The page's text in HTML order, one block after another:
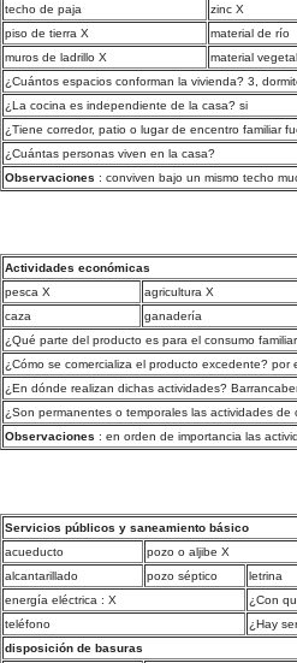
techo de paja
zinc X
piso de tierra X
material de río
muros de ladrillo X
material
¿Cuántos espacios conforman la vivienda? 3,
¿La cocina es independiente de la casa? si
¿Tiene corredor, patio o lugar de encentro familiar
¿Cuántas personas viven en la casa?
Observaciones : conviven bajo un mismo techo
Actividades económicas
pesca X
agricultura X
caza
ganadería
¿Qué parte del producto es para el consumo
¿Cómo se comercializa el producto excedente? por
¿En dónde realizan dichas actividades?
¿Son permanentes o temporales las actividades de
Observaciones : en orden de importancia las
Servicios públicos y saneamiento básico
acueducto
pozo o aljibe X
alcantarillado
pozo séptico
letrina
energía eléctrica : X
¿Con
teléfono
¿Hay
disposición de basuras